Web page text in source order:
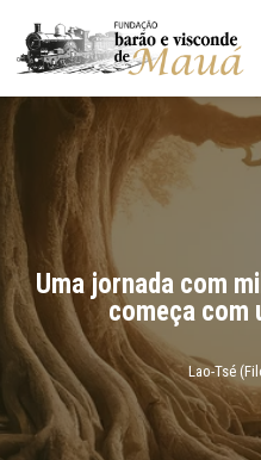
Uma jornada com
começa com
Lao-Tsé